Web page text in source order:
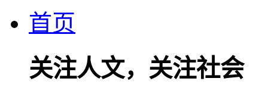
首页
关注人文，关注社会